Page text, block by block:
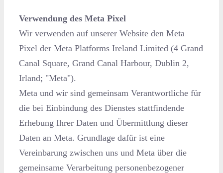
Verwendung des Meta Pixel
Wir verwenden auf unserer Website den Meta
Pixel der Meta Platforms Ireland Limited (4 Grand
Canal Square, Grand Canal Harbour, Dublin 2,
Irland; "Meta").
Meta und wir sind gemeinsam Verantwortliche für
die bei Einbindung des Dienstes stattfindende
Erhebung Ihrer Daten und Übermittlung dieser
Daten an Meta. Grundlage dafür ist eine
Vereinbarung zwischen uns und Meta über die
gemeinsame Verarbeitung personenbezogener